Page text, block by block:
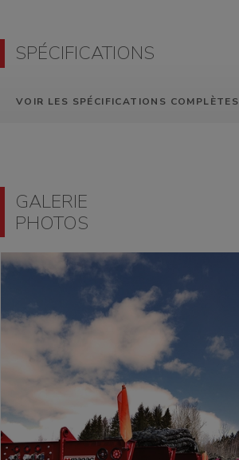
SPÉCIFICATIONS
VOIR LES SPÉCIFICATIONS COMPLÈTES
GALERIE
PHOTOS